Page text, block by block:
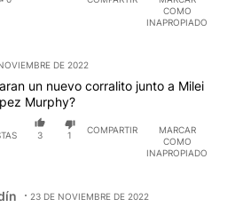
COMO
INAPROPIADO
DE 2022
un nuevo corralito junto a Milei
Murphy?
3 1
COMPARTIR
MARCAR
COMO
INAPROPIADO
23 DE NOVIEMBRE DE 2022